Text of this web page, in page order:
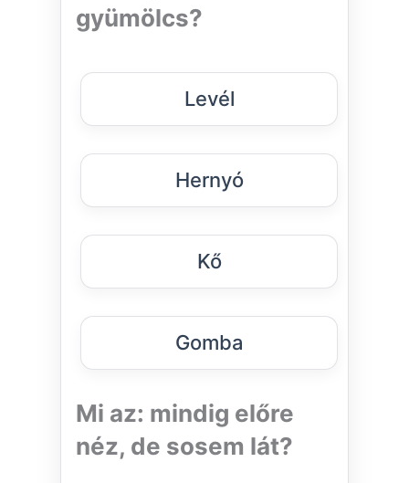
gyümölcs?
Levél
Hernyó
Kő
Gomba
Mi az: mindig előre
néz, de sosem lát?